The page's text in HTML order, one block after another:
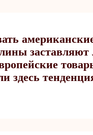
заставляют
здесь